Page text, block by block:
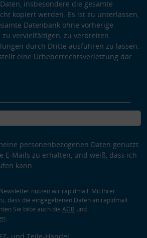
insbesondere die gesamte
kopiert werden. Es ist zu unterlassen,
Datenbank ohne vorherige
zu vervielfältigen, zu verbreiten
durch Dritte ausführen zu lassen.
eine Urheberrechtsverletzung dar
personenbezogenen Daten genutzt
E-Mails zu erhalten, und weiß, dass ich
kann.
nutzen wir rapidmail. Mit Ihrer
dass die eingegebenen Daten an rapidmail
Sie bitte auch die AGB und
.